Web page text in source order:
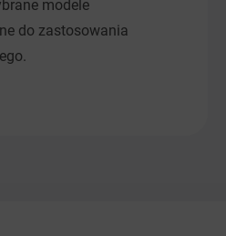
modele
do zastosowania